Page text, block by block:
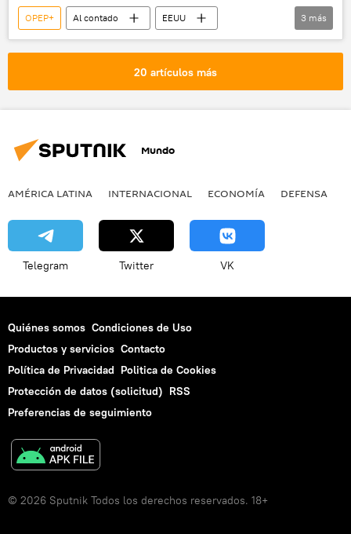
OPEP+ Al contado
EEUU
petróleo
medioambiente
Texas
3 más
20 artículos más
Mundo
AMÉRICA LATINA INTERNACIONAL ECONOMÍA DEFENSA
Telegram Twitter VK
Quiénes somos Condiciones de Uso
Productos y servicios Contacto
Política de Privacidad Politica de Cookies
Protección de datos (solicitud) RSS
Preferencias de seguimiento
© 2026 Sputnik Todos los derechos reservados. 18+